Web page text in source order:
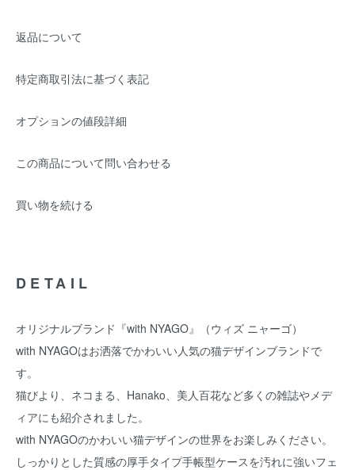
返品について
特定商取引法に基づく表記
オプションの値段詳細
この商品について問い合わせる
買い物を続ける
DETAIL
オリジナルブランド『with NYAGO』（ウィズ ニャーゴ）
with NYAGOはお洒落でかわいい人気の猫デザインブランドで
す。
猫びより、ネコまる、Hanako、美人百花など多くの雑誌やメデ
ィアにも紹介されました。
with NYAGOのかわいい猫デザインの世界をお楽しみください。
しっかりとした質感の厚手タイプ手帳型ケースを汚れに強いフェ